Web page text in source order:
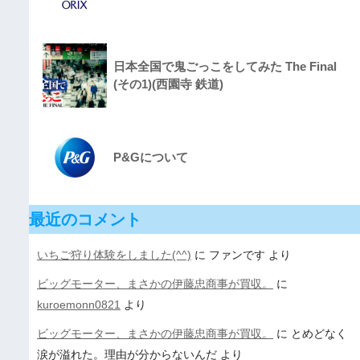
日本全国で鬼ごっこをしてみた The Final
(その1)(西園寺 鉄道)
P&Gについて
最近のコメント
いちご狩り体験をしました(^^) に ファンです より
ビッグモーター、まさかの伊藤忠商事が買収。
に
kuroemonn0821 より
ビッグモーター、まさかの伊藤忠商事が買収。 に とめどなく
涙が溢れた。理由が分からないんだ より